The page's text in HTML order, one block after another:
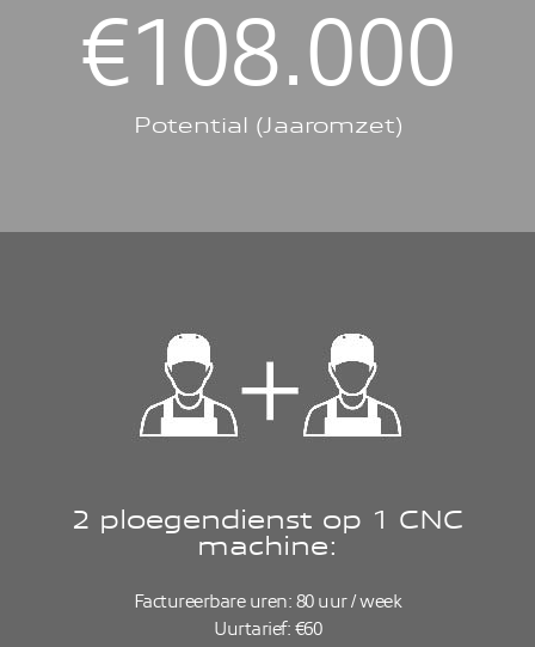
€108.000
Potential (Jaaromzet)
2 ploegendienst op 1 CNC
machine:
Factureerbare uren: 80 uur / week
Uurtarief: €60